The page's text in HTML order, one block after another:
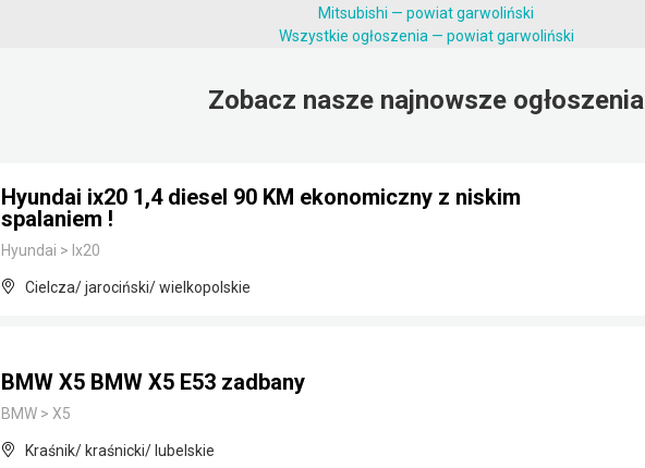
Mitsubishi — powiat garwoliński
Wszystkie ogłoszenia — powiat garwoliński
Zobacz nasze najnowsze ogłoszenia
Hyundai ix20 1,4 diesel 90 KM ekonomiczny z niskim
spalaniem !
Hyundai > Ix20
Cielcza/ jarociński/ wielkopolskie
BMW X5 BMW X5 E53 zadbany
BMW > X5
Kraśnik/ kraśnicki/ lubelskie